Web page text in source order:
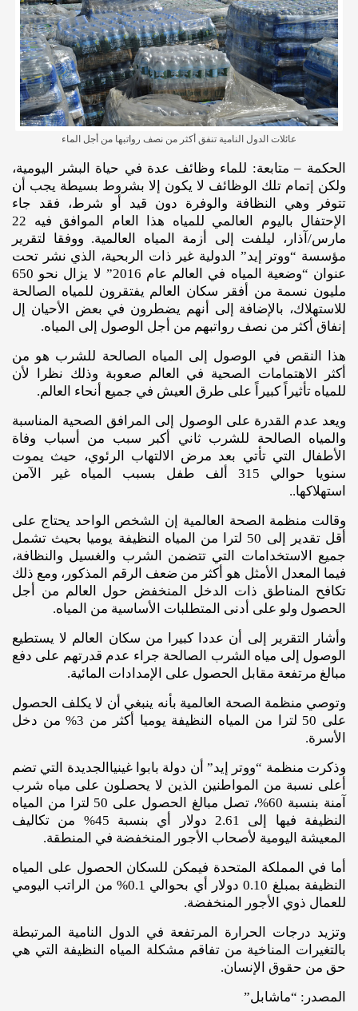
عائلات الدول النامية تنفق أكثر من نصف رواتبها من أجل الماء
الحكمة – متابعة: للماء وظائف عدة في حياة البشر اليومية،
ولكن إتمام تلك الوظائف لا يكون إلا بشروط بسيطة يجب أن
تتوفر وهي النظافة والوفرة دون قيد أو شرط، فقد جاء
الإحتفال باليوم العالمي للمياه هذا العام الموافق فيه 22
مارس/آذار، ليلفت إلى أزمة المياه العالمية. ووفقا لتقرير
مؤسسة “ووتر إيد” الدولية غير ذات الربحية، الذي نشر تحت
عنوان “وضعية المياه في العالم عام 2016” لا يزال نحو 650
مليون نسمة من أفقر سكان العالم يفتقرون للمياه الصالحة
للاستهلاك، بالإضافة إلى أنهم يضطرون في بعض الأحيان إل
إنفاق أكثر من نصف رواتبهم من أجل الوصول إلى المياه.
هذا النقص في الوصول إلى المياه الصالحة للشرب هو من
أكثر الاهتمامات الصحية في العالم صعوبة وذلك نظرا لأن
للمياه تأثيراً كبيراً على طرق العيش في جميع أنحاء العالم.
ويعد عدم القدرة على الوصول إلى المرافق الصحية المناسبة
والمياه الصالحة للشرب ثاني أكبر سبب من أسباب وفاة
الأطفال التي تأتي بعد مرض الالتهاب الرئوي، حيث يموت
سنويا حوالي 315 ألف طفل بسبب المياه غير الآمن
استهلاكها..
وقالت منظمة الصحة العالمية إن الشخص الواحد يحتاج على
أقل تقدير إلى 50 لترا من المياه النظيفة يوميا بحيث تشمل
جميع الاستخدامات التي تتضمن الشرب والغسيل والنظافة،
فيما المعدل الأمثل هو أكثر من ضعف الرقم المذكور، ومع ذلك
تكافح المناطق ذات الدخل المنخفض حول العالم من أجل
الحصول ولو على أدنى المتطلبات الأساسية من المياه.
وأشار التقرير إلى أن عددا كبيرا من سكان العالم لا يستطيع
الوصول إلى مياه الشرب الصالحة جراء عدم قدرتهم على دفع
مبالغ مرتفعة مقابل الحصول على الإمدادات المائية.
وتوصي منظمة الصحة العالمية بأنه ينبغي أن لا يكلف الحصول
على 50 لترا من المياه النظيفة يوميا أكثر من 3% من دخل
الأسرة.
وذكرت منظمة “ووتر إيد” أن دولة بابوا غينياالجديدة التي تضم
أعلى نسبة من المواطنين الذين لا يحصلون على مياه شرب
آمنة بنسبة 60%، تصل مبالغ الحصول على 50 لترا من المياه
النظيفة فيها إلى 2.61 دولار أي بنسبة 45% من تكاليف
المعيشة اليومية لأصحاب الأجور المنخفضة في المنطقة.
أما في المملكة المتحدة فيمكن للسكان الحصول على المياه
النظيفة بمبلغ 0.10 دولار أي بحوالي 0.1% من الراتب اليومي
للعمال ذوي الأجور المنخفضة.
وتزيد درجات الحرارة المرتفعة في الدول النامية المرتبطة
بالتغيرات المناخية من تفاقم مشكلة المياه النظيفة التي هي
حق من حقوق الإنسان.
المصدر: “ماشابل”